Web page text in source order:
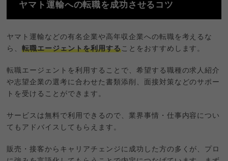
ヤマト運輸への転職を成功させるコツ
ヤマト運輸などの有名企業や高年収企業への転職を考えるな
ら、転職エージェントを利用することをおすすめします。
転職エージェントを利用することで、希望する職種の求人紹介
や志望企業の選考に合わせた書類添削、面接対策などのサポー
トを受けることができます。
サービスは無料で利用できるので、業界事情・仕事内容につい
てもアドバイスしてもらえます。
販売・接客からキャリアチェンジに成功した方の多くが、プロ